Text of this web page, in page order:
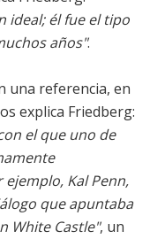
ideal; él fue el tipo
años".
una referencia, en
explica Friedberg:
el que uno de
ejemplo, Kal Penn,
que apuntaba
White Castle", un